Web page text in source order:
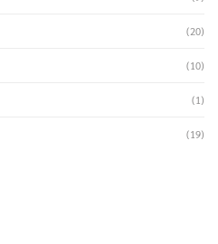
(20)
(10)
(1)
(19)